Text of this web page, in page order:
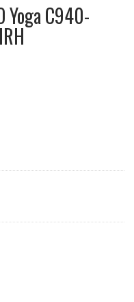
Yoga C940-